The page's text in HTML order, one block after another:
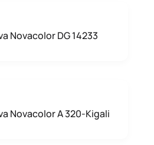
Novacolor DG 14233
Novacolor A 320-Kigali